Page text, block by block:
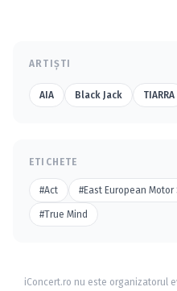
ARTIȘTI
AIA Black Jack TIARRA
ETICHETE
#Act #East European Motor
#True Mind
iConcert.ro nu este organizatorul